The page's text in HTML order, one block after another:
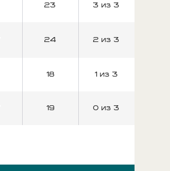
23 3 из 3
24 2 из 3
18 1 из 3
19 0 из 3